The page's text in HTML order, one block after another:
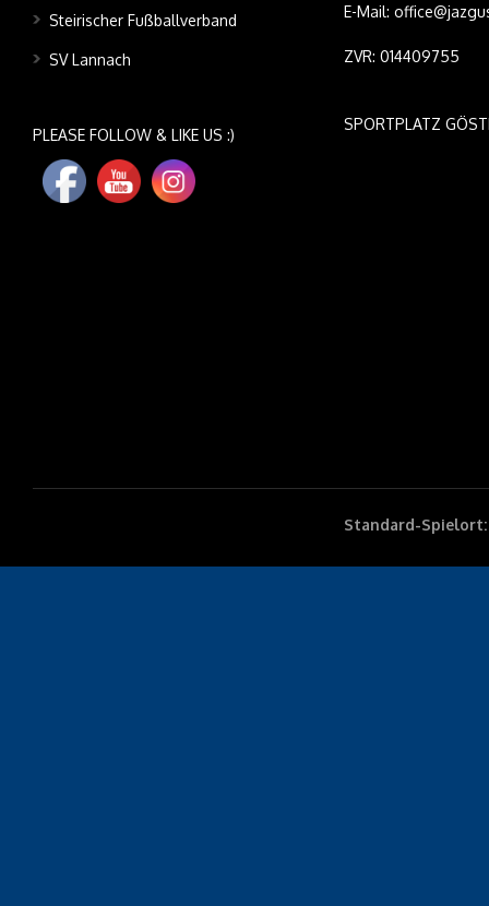
Steirischer Fußballverband
SV Lannach
PLEASE FOLLOW & LIKE US :)
E-Mail:
ZVR: 014409755
SPORTPLATZ
Standard-Spielort: